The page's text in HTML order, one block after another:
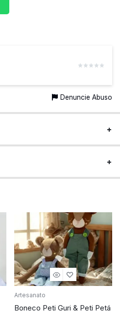
Denuncie Abuso
Artesanato
Boneco Peti Guri & Peti Petá